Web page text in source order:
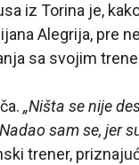
iz Torina je,
Alegrija, pre
sa svojim
„Ništa se nije
sam se, jer
trener,